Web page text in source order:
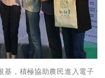
，積極協助農民進入電子